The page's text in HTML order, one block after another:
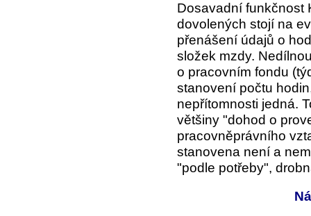
Dosavadní funkčnost
dovolených stojí na
přenášení údajů o
složek mzdy.
o pracovním fondu
stanovení počtu
nepřítomnosti jedná.
většiny "dohod o
pracovněprávního
stanovena není a
"podle potřeby",